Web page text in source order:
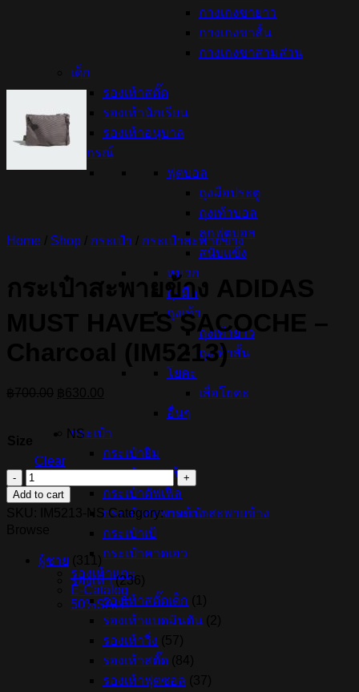
กางเกงขายาว
กางเกงขาสั้น
กางเกงขาสามส่วน
เด็ก
รองเท้าสตั๊ด
รองเท้านักเรียน
รองเท้าอนุบาล
อุปกรณ์
ฟุตบอล
ถุงมือประตู
ถุงเท้าบอล
ลูกฟุตบอล
สนับแข้ง
หมวก
ถุงมือ
ถุงเท้า
ถุงเท้ายาว
ถุงเท้าสั้น
โยคะ
เสื่อโยคะ
อื่นๆ
กระเป๋า
กระเป๋ายิม
กระเป๋ารองเท้า
กระเป๋าดัฟเฟิล
กระเป๋าสะพายข้าง
กระเป๋าเป้
กระเป๋าคาดเอว
รองเท้าแตะ
E-Catalog
50%SALE
Home Shop กระเป๋า กระเป๋าสะพายข้าง
กระเป๋าสะพายข้าง ADIDAS
MUST HAVES SACOCHE –
Charcoal (IM5213)
฿700.00.฿630.00.
NS
Clear
กระเป๋า
สะพาย
HAVES
SACOCHE
Charcoal
Add to cart
IM5213-NS Category:กระเป๋าสะพายข้าง
ผู้ชาย
รองเท้า (236)
รองเท้าสตั๊ดเด็ก
รองเท้าแบดมินตัน
รองเท้าวิ่ง
รองเท้าสตั๊ด
รองเท้าฟุตซอล